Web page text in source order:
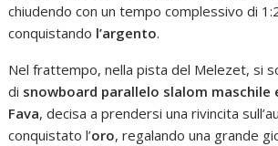
chiudendo con un tempo complessivo di
conquistando l’argento.
Nel frattempo, nella pista del Melezet, si
di snowboard parallelo slalom maschile
Fava, decisa a prendersi una rivincita
conquistato l’oro, regalando una grande